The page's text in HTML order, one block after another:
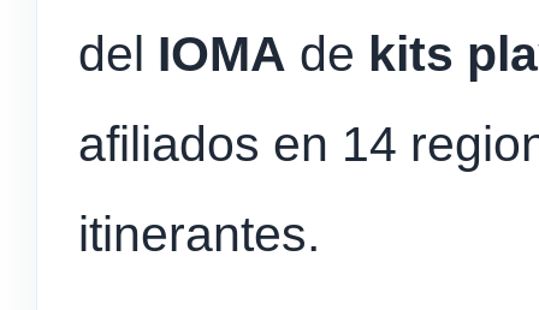
del IOMA de kits
afiliados en 14
itinerantes.